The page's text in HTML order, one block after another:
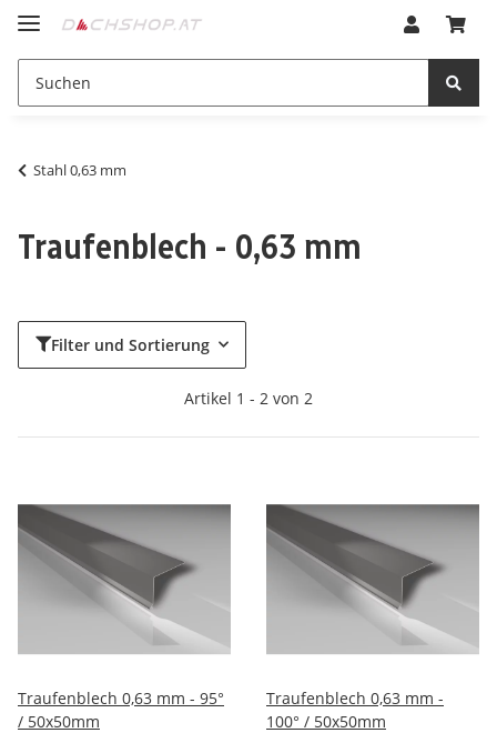
Stahl 0,63 mm
Traufenblech - 0,63 mm
Filter und Sortierung
Artikel 1 - 2 von 2
Traufenblech 0,63 mm - 95°
/ 50x50mm
Traufenblech 0,63 mm -
100° / 50x50mm